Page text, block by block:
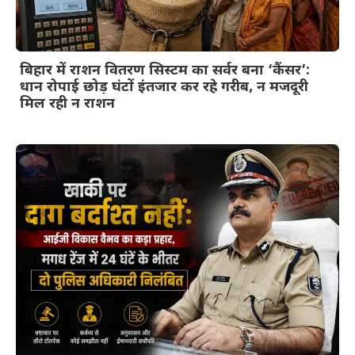
बिहार में राशन वितरण सिस्टम का सर्वर बना ‘कैंसर’:
धान रोपाई छोड़ घंटों इंतजार कर रहे गरीब, न मजदूरी
मिल रही न राशन